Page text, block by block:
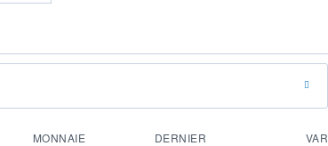
MONNAIE DERNIER VAR